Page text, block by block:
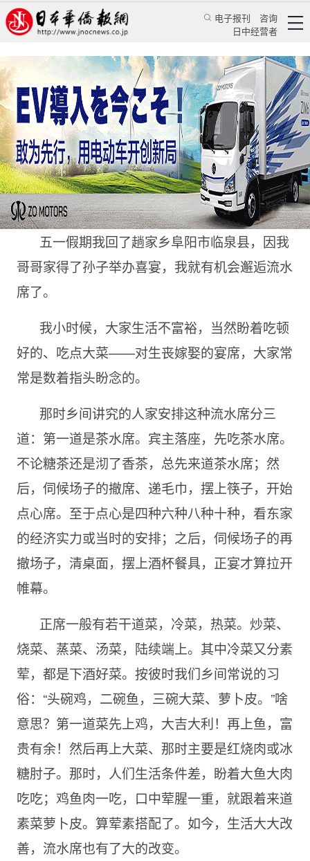
电子报刊
咨询
日中经营者
邂逅“流水席”
郭瑞炜 特辑 华文汇萃
日本华侨报 2023/5/8 11:28:32
五一假期我回了趟家乡阜阳市临泉县，因我
哥哥家得了孙子举办喜宴，我就有机会邂逅流水
席了。
我小时候，大家生活不富裕，当然盼着吃顿
好的、吃点大菜——对生丧嫁娶的宴席，大家常
常是数着指头盼念的。
那时乡间讲究的人家安排这种流水席分三
道：第一道是茶水席。宾主落座，先吃茶水席。
不论糖茶还是沏了香茶，总先来道茶水席；然
后，伺候场子的撤席、递毛巾，摆上筷子，开始
点心席。至于点心是四种六种八种十种，看东家
的经济实力或当时的安排；之后，伺候场子的再
撤场子，清桌面，摆上酒杯餐具，正宴才算拉开
帷幕。
正席一般有若干道菜，冷菜，热菜。炒菜、
烧菜、蒸菜、汤菜，陆续端上。其中冷菜又分素
荤，都是下酒好菜。按彼时我们乡间常说的习
俗：“头碗鸡，二碗鱼，三碗大菜、萝卜皮。”啥
意思？第一道菜先上鸡，大吉大利！再上鱼，富
贵有余！然后再上大菜、那时主要是红烧肉或冰
糖肘子。那时，人们生活条件差，盼着大鱼大肉
吃吃；鸡鱼肉一吃，口中荤腥一重，就跟着来道
素菜萝卜皮。算荤素搭配了。如今，生活大大改
善，流水席也有了大的改变。